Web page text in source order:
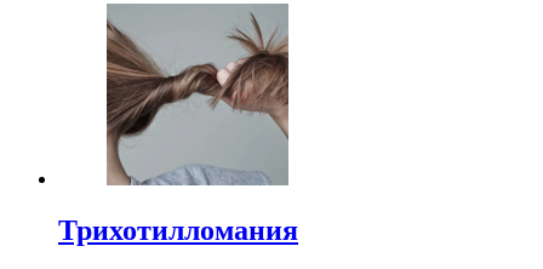
Трихотилломания